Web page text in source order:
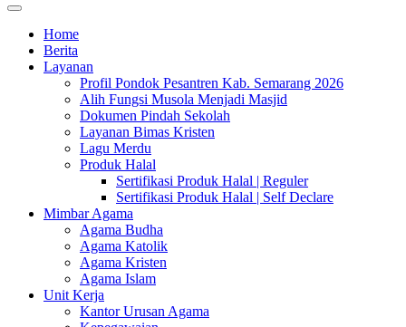
Home
Berita
Layanan
Profil Pondok Pesantren Kab. Semarang 2026
Alih Fungsi Musola Menjadi Masjid
Dokumen Pindah Sekolah
Layanan Bimas Kristen
Lagu Merdu
Produk Halal
Sertifikasi Produk Halal | Reguler
Sertifikasi Produk Halal | Self Declare
Mimbar Agama
Agama Budha
Agama Katolik
Agama Kristen
Agama Islam
Unit Kerja
Kantor Urusan Agama